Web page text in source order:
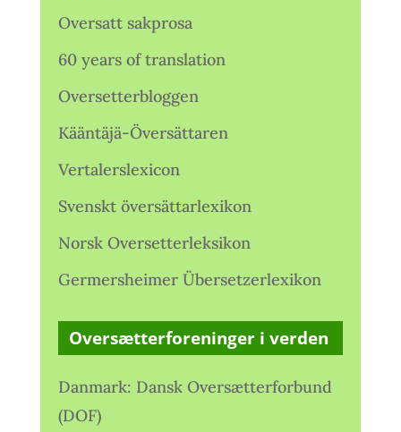
Oversatt sakprosa
60 years of translation
Oversetterbloggen
Kääntäjä-Översättaren
Vertalerslexicon
Svenskt översättarlexikon
Norsk Oversetterleksikon
Germersheimer Übersetzerlexikon
Oversætterforeninger i verden
Danmark: Dansk Oversætterforbund
(DOF)